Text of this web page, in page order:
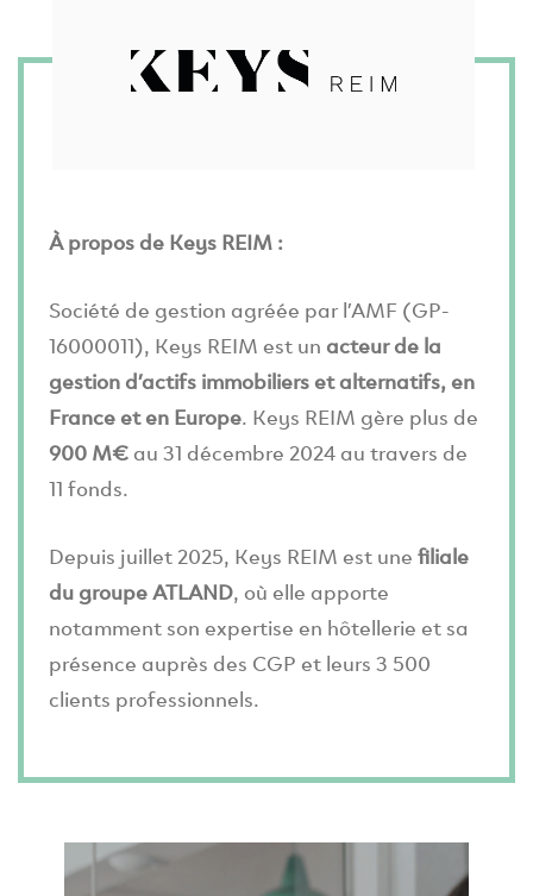
À propos de Keys REIM :
Société de gestion agréée par l’AMF (GP-
16000011), Keys REIM est un acteur de la
gestion d’actifs immobiliers et alternatifs, en
France et en Europe. Keys REIM gère plus de
900 M€au 31 décembre 2024 au travers de
11 fonds.
Depuis juillet 2025, Keys REIM est unefiliale
du groupe ATLAND, où elle apporte
notamment son expertise en hôtellerie et sa
présence auprès des CGP et leurs 3 500
clients professionnels.